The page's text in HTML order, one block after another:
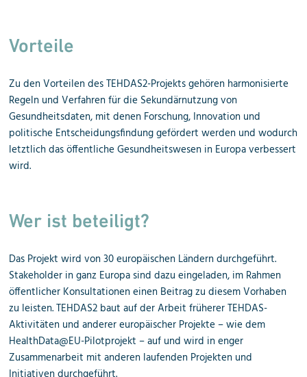
Vorteile
Zu den Vorteilen des TEHDAS2-Projekts gehören harmonisierte
Regeln und Verfahren für die Sekundärnutzung von
Gesundheitsdaten, mit denen Forschung, Innovation und
politische Entscheidungsfindung gefördert werden und wodurch
letztlich das öffentliche Gesundheitswesen in Europa verbessert
wird.
Wer ist beteiligt?
Das Projekt wird von 30 europäischen Ländern durchgeführt.
Stakeholder in ganz Europa sind dazu eingeladen, im Rahmen
öffentlicher Konsultationen einen Beitrag zu diesem Vorhaben
zu leisten. TEHDAS2 baut auf der Arbeit früherer TEHDAS-
Aktivitäten und anderer europäischer Projekte – wie dem
HealthData@EU-Pilotprojekt – auf und wird in enger
Zusammenarbeit mit anderen laufenden Projekten und